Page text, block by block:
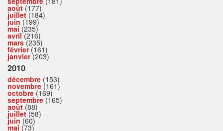
août (177)
juillet(184)
juin (199)
mai (235)
avril(216)
mars(235)
février(161)
janvier(203)
2010
décembre (153)
novembre (161)
octobre (169)
septembre (165)
août (88)
juillet(58)
juin (60)
mai (73)